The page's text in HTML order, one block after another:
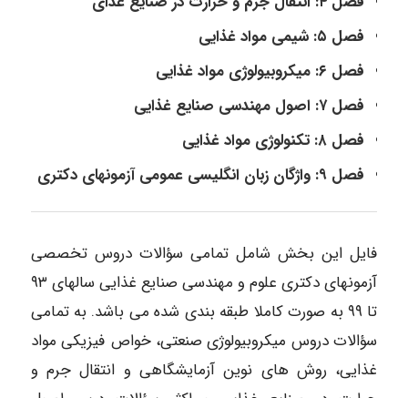
فصل ۵: شیمی مواد غذایی
فصل ۶: میکروبیولوژی مواد غذایی
فصل ۷: اصول مهندسی صنایع غذایی
فصل ۸: تکنولوژی مواد غذایی
فصل ۹: واژگان زبان انگلیسی عمومی آزمونهای دکتری
فایل این بخش شامل تمامی سؤالات دروس تخصصی
آزمونهای دکتری علوم و مهندسی صنایع غذایی سالهای ۹۳
تا ۹۹ به صورت کاملا طبقه بندی شده می باشد. به تمامی
سؤالات دروس میکروبیولوژی صنعتی، خواص فیزیکی مواد
غذایی، روش های نوین آزمایشگاهی و انتقال جرم و